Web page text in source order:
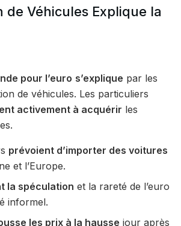
de Véhicules Explique la
pour l’euro s’explique par les
de véhicules. Les particuliers
activement à acquérir les
prévoient d’importer des voitures
et l’Europe.
la spéculation et la rareté de l’euro
informel.
les prix à la hausse jour après